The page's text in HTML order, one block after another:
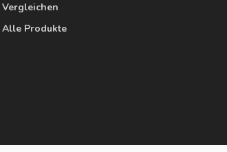
Vergleichen
Alle Produkte